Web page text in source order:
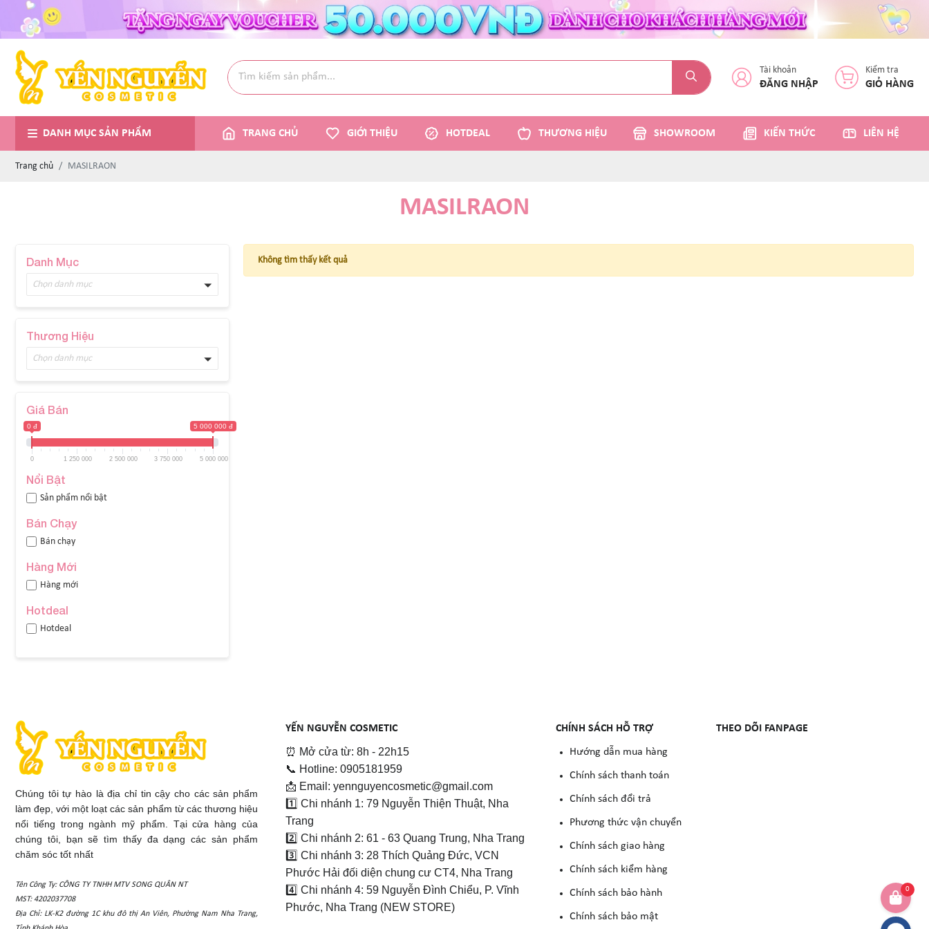
Tài khoản
ĐĂNG NHẬP
Kiểm tra
GIỎ HÀNG
DANH MỤC SẢN PHẨM TRANG CHỦ GIỚI THIỆU HOTDEAL THƯƠNG HIỆU SHOWROOM KIẾN THỨC LIÊN HỆ
Trang chủ MASILRAON
MASILRAON
Danh Mục
Chọn danh mục
Thương Hiệu
Chọn danh mục
Giá Bán
0 đ 5 000 000 đ
0 1 250 000 2 500 000 3 750 000 5 000 000
Nổi Bật
Sản phẩm nổi bật
Bán Chạy
Bán chạy
Hàng Mới
Hàng mới
Hotdeal
Hotdeal
Không tìm thấy kết quả
Chúng tôi tự hào là địa chỉ tin cậy cho các sản phẩm
làm đẹp, với một loạt các sản phẩm từ các thương hiệu
nổi tiếng trong ngành mỹ phẩm. Tại cửa hàng của
chúng tôi, bạn sẽ tìm thấy đa dạng các sản phẩm
chăm sóc tốt nhất
Tên Công Ty: CÔNG TY TNHH MTV SONG QUÂN NT
MST: 4202037708
Địa Chỉ: LK-K2 đường 1C khu đô thị An Viên, Phường Nam Nha Trang,
YẾN NGUYỄN COSMETIC
⏰ Mở cửa từ: 8h - 22h15
📞 Hotline: 0905181959
📩 Email: yennguyencosmetic@gmail.com
1️⃣ Chi nhánh 1: 79 Nguyễn Thiện Thuật, Nha
Trang
2️⃣ Chi nhánh 2: 61 - 63 Quang Trung, Nha Trang
3️⃣ Chi nhánh 3: 28 Thích Quảng Đức, VCN
Phước Hải đối diện chung cư CT4, Nha Trang
4️⃣ Chi nhánh 4: 59 Nguyễn Đình Chiểu, P. Vĩnh
Phước, Nha Trang (NEW STORE)
CHÍNH SÁCH HỖ TRỢ
Hướng dẫn mua hàng
Chính sách thanh toán
Chính sách đổi trả
Phương thức vận chuyển
Chính sách giao hàng
Chính sách kiểm hàng
Chính sách bảo hành
Chính sách bảo mật
THEO DÕI FANPAGE
0